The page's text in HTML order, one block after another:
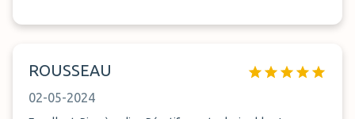
ROUSSEAU
02-05-2024